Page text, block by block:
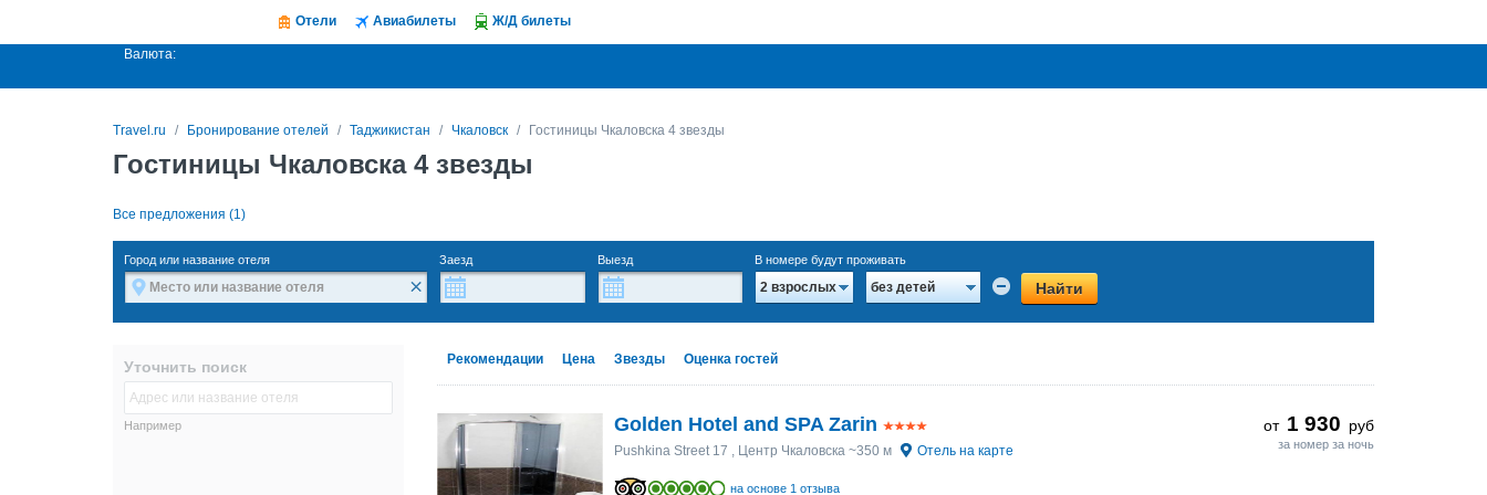
Отели Авиабилеты Ж/Д билеты
Валюта:
Travel.ru Бронирование отелей Таджикистан Чкаловск Гостиницы Чкаловска 4 звезды
Гостиницы Чкаловска 4 звезды
Все предложения (1)
Город или название отеля
×
Заезд Выезд В номере будут проживать
2 взрослых без детей Найти
Уточнить поиск
Например
Рекомендации Цена Звезды Оценка гостей
от 1 930 руб
за номер за ночь
Golden Hotel and SPA Zarin
Pushkina Street 17 , Центр Чкаловска ~350 м Отель на карте
на основе 1 отзыва